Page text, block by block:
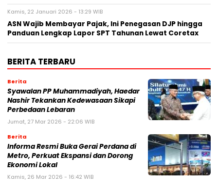
Kamis, 22 Januari 2026 - 13:29 WIB
ASN Wajib Membayar Pajak, Ini Penegasan DJP hingga
Panduan Lengkap Lapor SPT Tahunan Lewat Coretax
BERITA TERBARU
Berita
Syawalan PP Muhammadiyah, Haedar
Nashir Tekankan Kedewasaan Sikapi
Perbedaan Lebaran
Jumat, 27 Mar 2026 - 22:06 WIB
Berita
Informa Resmi Buka Gerai Perdana di
Metro, Perkuat Ekspansi dan Dorong
Ekonomi Lokal
Kamis, 26 Mar 2026 - 16:42 WIB